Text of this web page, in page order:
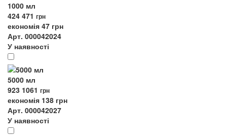
1000 мл
424 471 грн
економія 47 грн
Арт. 000042024
У наявності
5000 мл
923 1061 грн
економія 138 грн
Арт. 000042027
У наявності